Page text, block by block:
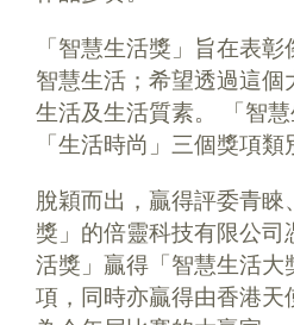
「智慧生活獎」旨在表
智慧生活；希望透過這
生活及生活質素。 「智
「生活時尚」三個獎項
脫穎而出，贏得評委青
獎」的倍靈科技有限公
活獎」贏得「智慧生活
項，同時亦贏得由香港